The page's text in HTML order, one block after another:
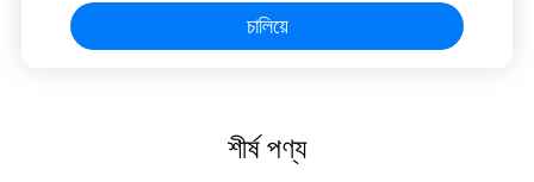
চালিয়ে
শীর্ষ পণ্য